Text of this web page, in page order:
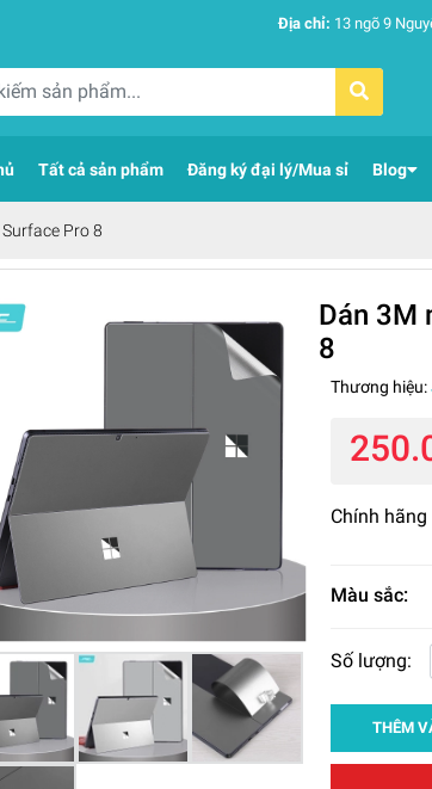
Địa chỉ: 13 ngõ 9
Tất cả sản phẩm Đăng ký đại lý/Mua sỉ Blog
Pro 8
Dán 3M
8
Thương hiệu:
Chính
Màu sắc:
Số lượng:
THÊM